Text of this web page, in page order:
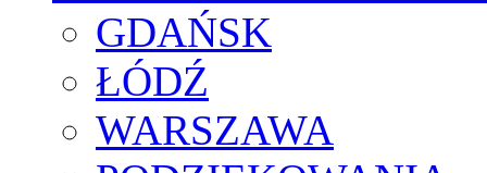
GDAŃSK
ŁÓDŹ
WARSZAWA